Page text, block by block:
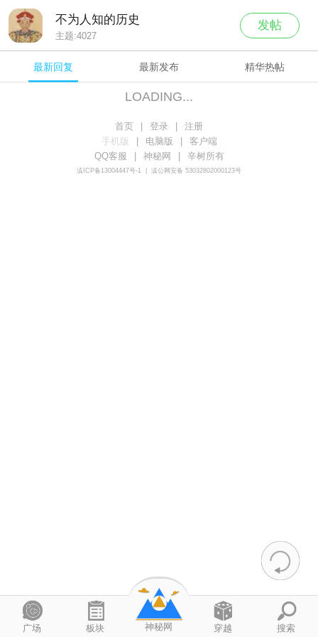
不为人知的历史
主题:4027
发帖
最新回复 最新发布 精华热帖
LOADING...
首页 | 登录 |
注册
手机版
| 电脑版 |
客户端
QQ客服
| 神秘网 | 辛树所有
滇ICP备13004447号-1 滇公网安备 53032802000123号
广场 板块 神秘网 穿越 搜索